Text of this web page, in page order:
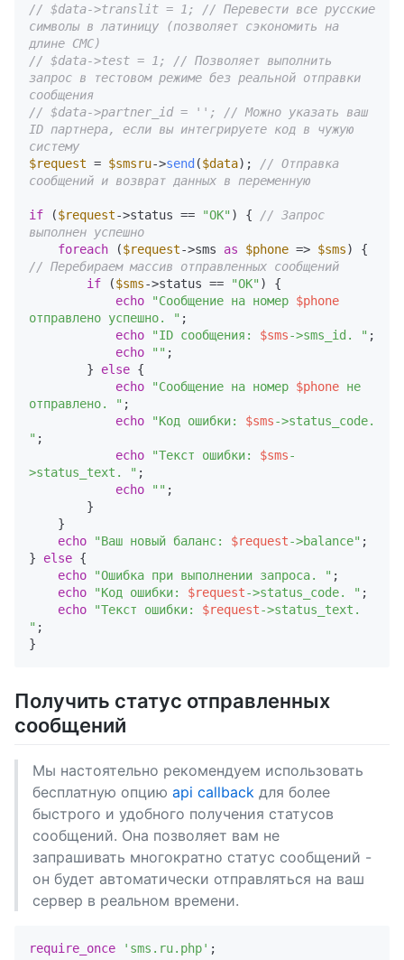
// $data->translit = 1; // Перевести все русские
символы в латиницу (позволяет сэкономить на
длине СМС)
// $data->test = 1; // Позволяет выполнить
запрос в тестовом режиме без реальной отправки
сообщения
// $data->partner_id = ''; // Можно указать ваш
ID партнера, если вы интегрируете код в чужую
систему
$request = $smsru->send ($data);
// Отправка
сообщений и возврат данных в переменную
if ($request->status == "OK" ) {
// Запрос
выполнен успешно
foreach ($request->sms as $phone => $sms
// Перебираем массив отправленных сообщений
if ($sms->status == "OK" ) {
echo
"Сообщение на номер $phone
отправлено успешно. " ;
echo
"ID сообщения: $sms->sms_id. " ;
echo
"" ;
        }
else {
echo
"Сообщение на номер $phone не
отправлено. " ;
echo
"Код ошибки: $sms->status_code.
" ;
echo
"Текст ошибки: $sms-
>status_text. " ;
echo
"" ;
echo
"Ваш новый баланс: $request->balance" ;
} else {
echo
"Ошибка при выполнении запроса. " ;
echo
"Код ошибки: $request->status_code. " ;
echo
"Текст ошибки: $request->status_text.
" ;
Получить статус отправленных
сообщений
Мы настоятельно рекомендуем использовать
бесплатную опцию api callback для более
быстрого и удобного получения статусов
сообщений. Она позволяет вам не
запрашивать многократно статус сообщений -
он будет автоматически отправляться на ваш
сервер в реальном времени.
require_once 'sms.ru.php' ;